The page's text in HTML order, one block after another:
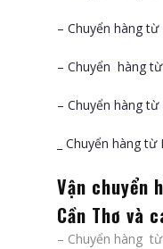
– Chuyển hàng
– Chuyển hàng
– Chuyển hàng từ
_ Chuyển hàng
Vận chuyển
Cần Thơ và
– Chuyển hàng